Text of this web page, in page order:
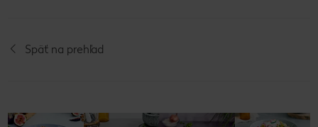
Späť na prehľad